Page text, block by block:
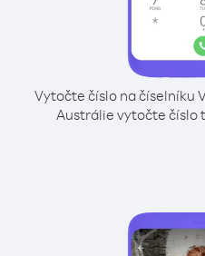
Vytočte číslo na číselníku
Austrálie vytočte číslo